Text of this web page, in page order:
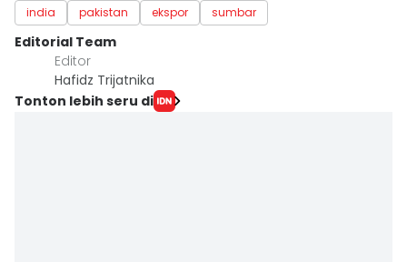
india pakistan ekspor sumbar
Editorial Team
Editor
Hafidz Trijatnika
Tonton lebih seru di